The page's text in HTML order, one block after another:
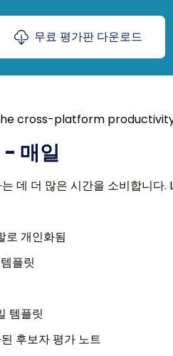
무료 평가판 다운로드
cross-platform productivity
- 매일
데 더 많은 시간을 소비합니
로 개인화됨
플릿
템플릿
후보자 평가 노트